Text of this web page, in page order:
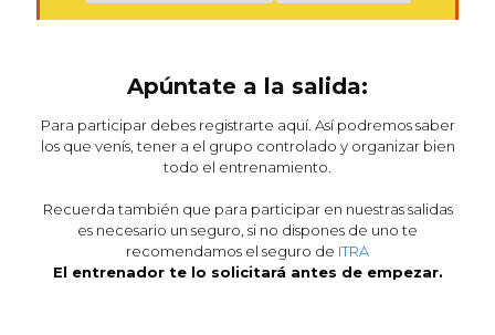
Apúntate a la salida:
Para participar debes registrarte aquí. Así podremos saber
los que venís, tener a el grupo controlado y organizar bien
todo el entrenamiento.
Recuerda también que para participar en nuestras salidas
es necesario un seguro, si no dispones de uno te
recomendamos el seguro de ITRA
El entrenador te lo solicitará antes de empezar.